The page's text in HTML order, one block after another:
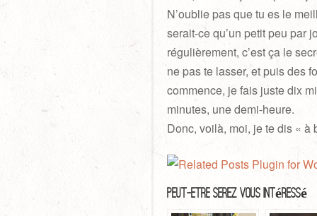
N’oublie pas que tu es le
serait-ce qu’un petit peu par
régulièrement, c’est ça le
ne pas te lasser, et puis des
commence, je fais juste dix
minutes, une demi-heure.
Donc, voilà, moi, je te dis « à
Peut-Être Serez Vous Intéressé